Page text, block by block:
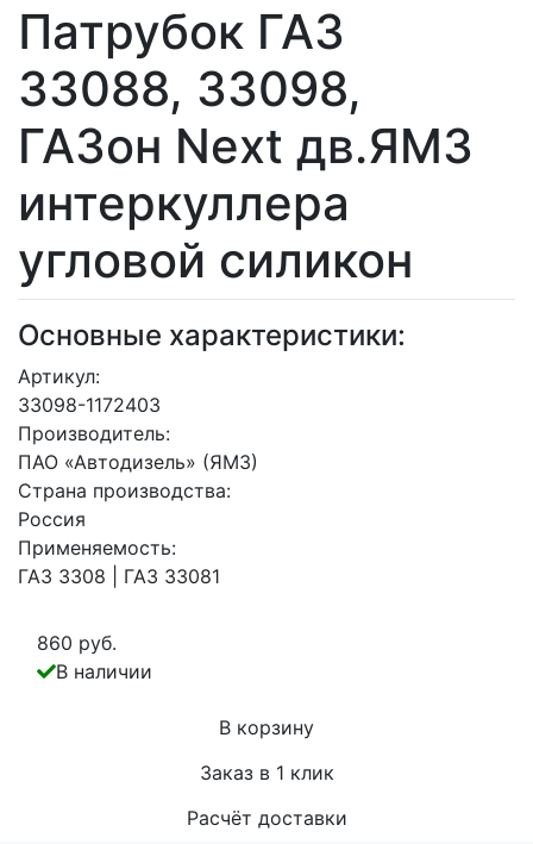
Патрубок ГАЗ
33088, 33098,
ГАЗон Next дв.ЯМЗ
интеркуллера
угловой силикон
Основные характеристики:
Артикул:
33098-1172403
Производитель:
ПАО «Автодизель» (ЯМЗ)
Страна производства:
Россия
Применяемость:
ГАЗ 3308 | ГАЗ 33081
860 руб.
В наличии
В корзину
Заказ в 1 клик
Расчёт доставки